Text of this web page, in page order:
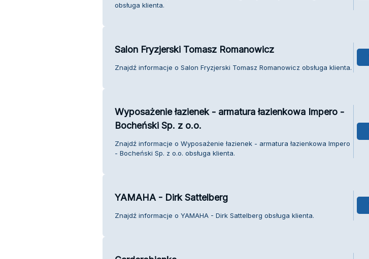
obsługa klienta.
Salon Fryzjerski Tomasz Romanowicz
Znajdź informacje o Salon Fryzjerski Tomasz Romanowicz obsługa klienta.
Wyposażenie łazienek - armatura łazienkowa Impero -
Bocheński Sp. z o.o.
Znajdź informacje o Wyposażenie łazienek - armatura łazienkowa Impero
- Bocheński Sp. z o.o. obsługa klienta.
YAMAHA - Dirk Sattelberg
Znajdź informacje o YAMAHA - Dirk Sattelberg obsługa klienta.